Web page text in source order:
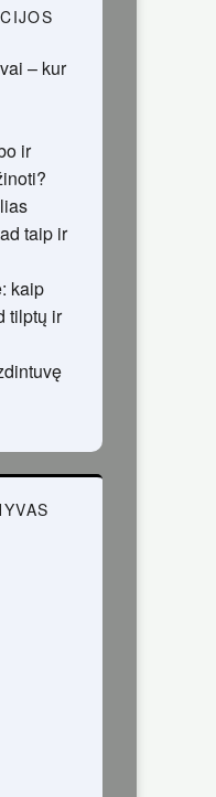
– kur
ir
taip ir
kaip
tilptų ir